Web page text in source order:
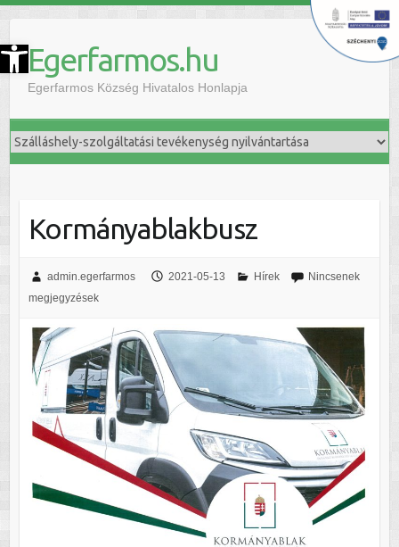
Eszköztár megnyitása Egerfarmos.hu
Egerfarmos Község Hivatalos Honlapja
Kormányablakbusz
admin.egerfarmos 2021-05-13 Hírek
Nincsenek
megjegyzések